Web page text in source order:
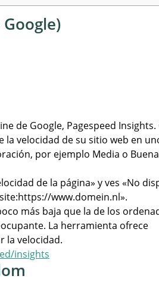
de Google, Pagespeed Insights.
velocidad de su sitio web en
por ejemplo Media o
de la página» y ves «No
www.domein.nl».
más baja que la de los
La herramienta ofrece
la velocidad.
insights